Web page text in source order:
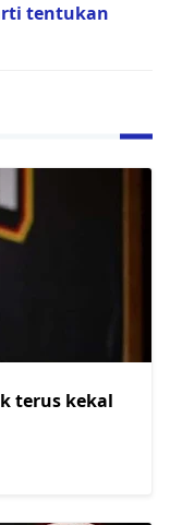
tentukan
terus kekal